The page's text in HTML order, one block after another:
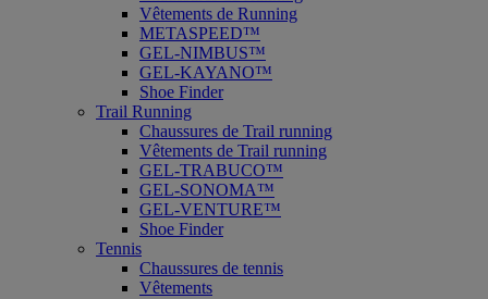
Vêtements de Running
METASPEED™
GEL-NIMBUS™
GEL-KAYANO™
Shoe Finder
Trail Running
Chaussures de Trail running
Vêtements de Trail running
GEL-TRABUCO™
GEL-SONOMA™
GEL-VENTURE™
Shoe Finder
Tennis
Chaussures de tennis
Vêtements